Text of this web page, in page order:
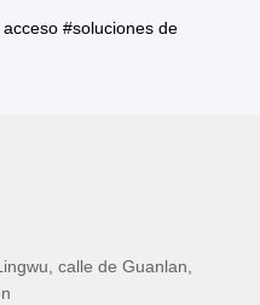
#soluciones de
calle de Guanlan,